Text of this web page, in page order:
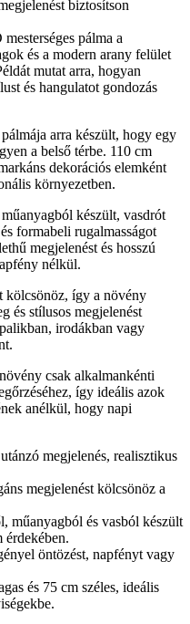
biztosítson
pálma a
és a modern arany felület
mutat arra, hogyan
és hangulatot gondozás
arra készült, hogy egy
a belső térbe. 110 cm
dekorációs elemként
környezetben.
készült, vasdrót
formabeli rugalmasságot
megjelenést és hosszú
nélkül.
kölcsönöz, így a növény
és stílusos megjelenést
irodákban vagy
csak alkalmankénti
így ideális azok
anélkül, hogy napi
megjelenés, realisztikus
megjelenést kölcsönöz a
műanyagból és vasból készült
érdekében.
öntözést, napfényt vagy
és 75 cm széles, ideális